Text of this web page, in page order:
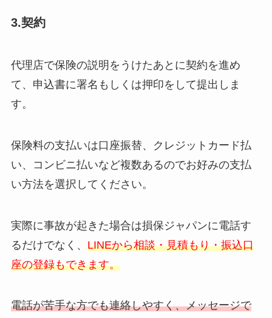
3.契約
代理店で保険の説明をうけたあとに契約を進め
て、申込書に署名もしくは押印をして提出しま
す。
保険料の支払いは口座振替、クレジットカード払
い、コンビニ払いなど複数あるのでお好みの支払
い方法を選択してください。
実際に事故が起きた場合は損保ジャパンに電話す
るだけでなく、 LINEから相談・見積もり・振込口
座の登録もできます。
電話が苦手な方でも連絡しやすく、メッセージで